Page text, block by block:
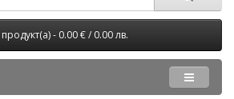
продукт(а) - 0.00 € / 0.00 лв.